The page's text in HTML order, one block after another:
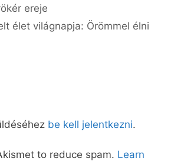
ereje
élet világnapja: Örömmel élni
be kell jelentkezni.
to reduce spam. Learn